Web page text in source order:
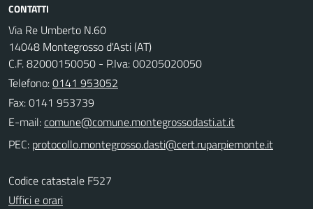
CONTATTI
Via Re Umberto N.60
14048 Montegrosso d'Asti (AT)
C.F. 82000150050 - P.Iva: 00205020050
Telefono:0141 953052
Fax: 0141 953739
E-mail:
PEC:
Codice catastale F527
Uffici e orari